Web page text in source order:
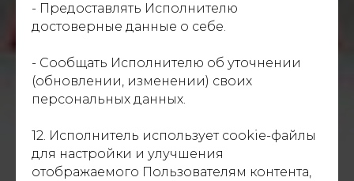
- Предоставлять Исполнителю
достоверные данные о себе.
- Сообщать Исполнителю об уточнении
(обновлении, изменении) своих
персональных данных.
12. Исполнитель использует cookie-файлы
для настройки и улучшения
отображаемого Пользователям контента,